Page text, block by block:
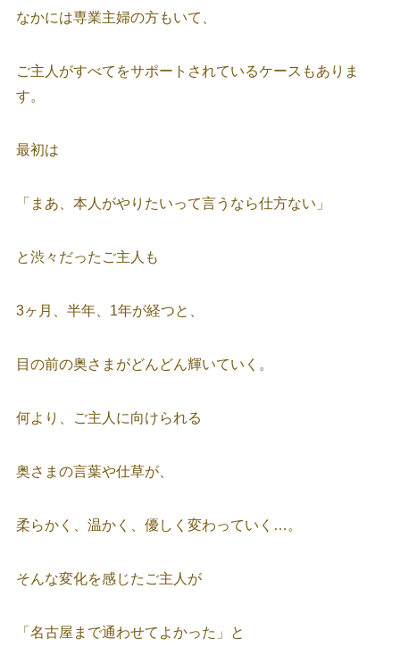
なかには専業主婦の方もいて、
ご主人がすべてをサポートされているケースもありま
す。
最初は
「まあ、本人がやりたいって言うなら仕方ない」
と渋々だったご主人も
3ヶ月、半年、1年が経つと、
目の前の奥さまがどんどん輝いていく。
何より、ご主人に向けられる
奥さまの言葉や仕草が、
柔らかく、温かく、優しく変わっていく…。
そんな変化を感じたご主人が
「名古屋まで通わせてよかった」と